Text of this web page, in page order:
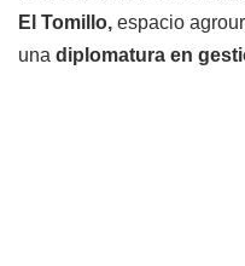
El Tomillo, espacio
una diplomatura en